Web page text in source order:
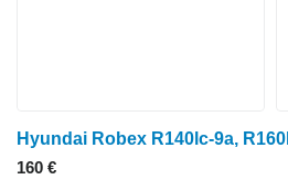
160 €